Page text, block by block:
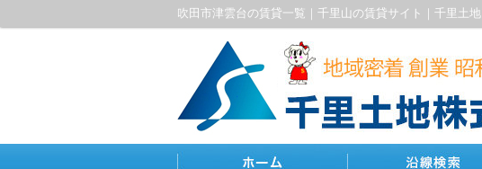
吹田市津雲台の賃貸一覧｜千里山の賃貸サイト｜千里土地